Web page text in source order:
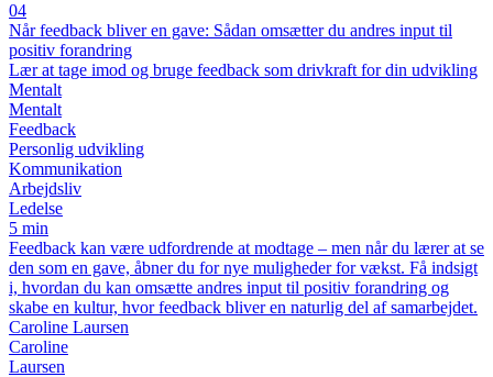
04
Når feedback bliver en gave: Sådan omsætter du andres input til
positiv forandring
Lær at tage imod og bruge feedback som drivkraft for din udvikling
Mentalt
Mentalt
Feedback
Personlig udvikling
Kommunikation
Arbejdsliv
Ledelse
5 min
Feedback kan være udfordrende at modtage – men når du lærer at se
den som en gave, åbner du for nye muligheder for vækst. Få indsigt
i, hvordan du kan omsætte andres input til positiv forandring og
skabe en kultur, hvor feedback bliver en naturlig del af samarbejdet.
Caroline Laursen
Caroline
Laursen